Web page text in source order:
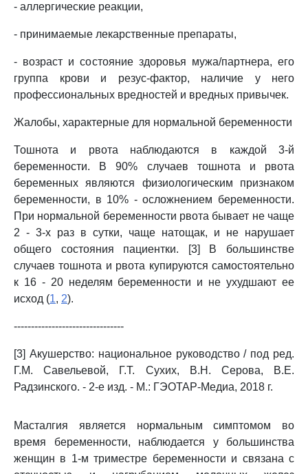
- аллергические реакции,
- принимаемые лекарственные препараты,
- возраст и состояние здоровья мужа/партнера, его
группа крови и резус-фактор, наличие у него
профессиональных вредностей и вредных привычек.
Жалобы, характерные для нормальной беременности
Тошнота и рвота наблюдаются в каждой 3-й
беременности. В 90% случаев тошнота и рвота
беременных являются физиологическим признаком
беременности, в 10% - осложнением беременности.
При нормальной беременности рвота бывает не чаще
2 - 3-х раз в сутки, чаще натощак, и не нарушает
общего состояния пациентки. [3] В большинстве
случаев тошнота и рвота купируются самостоятельно
к 16 - 20 неделям беременности и не ухудшают ее
исход (1, 2).
--------------------------------
[3] Акушерство: национальное руководство / под ред.
Г.М. Савельевой, Г.Т. Сухих, В.Н. Серова, В.Е.
Радзинского. - 2-е изд. - М.: ГЭОТАР-Медиа, 2018 г.
Масталгия является нормальным симптомом во
время беременности, наблюдается у большинства
женщин в 1-м триместре беременности и связана с